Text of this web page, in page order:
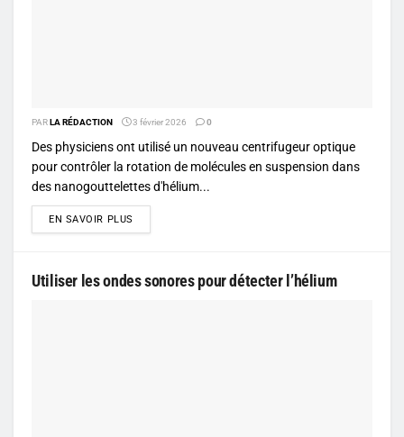
PARLA RÉDACTION 3 février 2026 0
Des physiciens ont utilisé un nouveau centrifugeur optique
pour contrôler la rotation de molécules en suspension dans
des nanogouttelettes d'hélium...
EN SAVOIR PLUS
Utiliser les ondes sonores pour détecter l’hélium